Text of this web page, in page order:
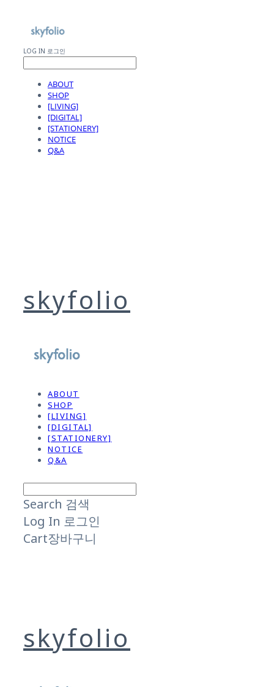
LOG IN 로그인
ABOUT
SHOP
[LIVING]
[DIGITAL]
[STATIONERY]
NOTICE
Q&A
skyfolio
ABOUT
SHOP
[LIVING]
[DIGITAL]
[STATIONERY]
NOTICE
Q&A
Search 검색
Log In 로그인
Cart장바구니
skyfolio